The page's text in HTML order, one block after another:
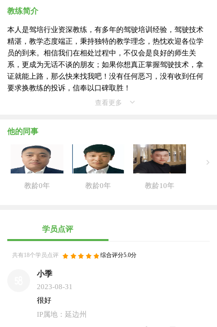
教练简介
本人是驾培行业资深教练，有多年的驾驶培训经验，驾驶技术
精湛，教学态度端正，秉持独特的教学理念，热忱欢迎各位学
员的到来。相信我们在相处过程中，不仅会是良好的师生关
系，更成为无话不谈的朋友；如果你想真正掌握驾驶技术，拿
证就能上路，那么快来找我吧！没有任何恶习，没有收到任何
要求换教练的投诉，信奉以口碑取胜！
查看更多
他的同事
教龄0年 教龄0年 教龄10年
学员点评
共有18个学员点评 综合评分5.0分
小季
2023-08-31
很好
IP属地：延边州